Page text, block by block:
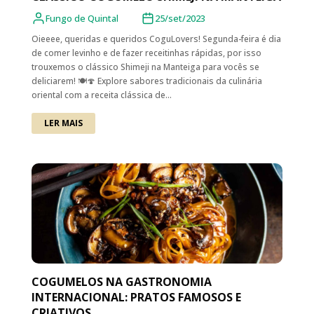
Fungo de Quintal 25/set/2023
Oieeee, queridas e queridos CoguLovers! Segunda-feira é dia
de comer levinho e de fazer receitinhas rápidas, por isso
trouxemos o clássico Shimeji na Manteiga para vocês se
deliciarem! 🍽️🍄 Explore sabores tradicionais da culinária
oriental com a receita clássica de...
LER MAIS
COGUMELOS NA GASTRONOMIA
INTERNACIONAL: PRATOS FAMOSOS E